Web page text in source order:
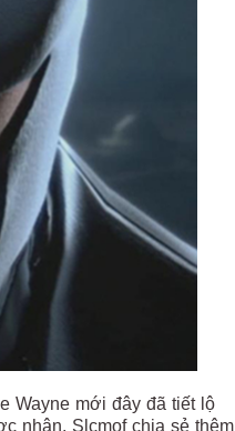
Wayne mới đây đã tiết lộ
nhận. Slcmof chia sẻ thêm